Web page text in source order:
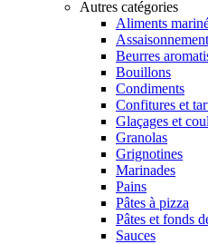
Autres catégories
Aliments
Beurres
Bouillons
Condiments
Confitures et
Glaçages et
Granolas
Grignotines
Marinades
Pains
Pâtes à pizza
Pâtes et fonds
Sauces